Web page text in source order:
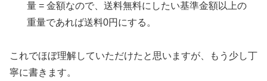
量 = 金額なので、送料無料にしたい基準金額以上の
重量であれば送料0円にする。
これでほぼ理解していただけたと思いますが、もう少し丁
寧に書きます。